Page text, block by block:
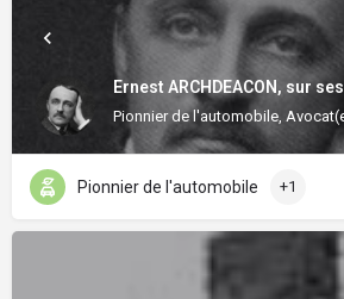
Ernest ARCHDEACON, sur
Pionnier de l'automobile,
Pionnier de l'automobile +1